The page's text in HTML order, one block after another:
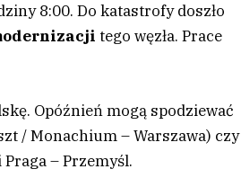
8:00. Do katastrofy doszło
tego węzła. Prace
Opóźnień mogą spodziewać
/ Monachium – Warszawa) czy
– Przemyśl.